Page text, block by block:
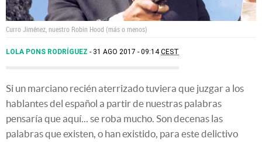
Curro Jiménez, nuestro Robin Hood (más o menos)
LOLA PONS RODRÍGUEZ 31 AGO 2017 - 09:14CEST
Si un marciano recién aterrizado tuviera que juzgar a los
hablantes del español a partir de nuestras palabras
pensaría que aquí... se roba mucho. Son decenas las
palabras que existen, o han existido, para este delictivo